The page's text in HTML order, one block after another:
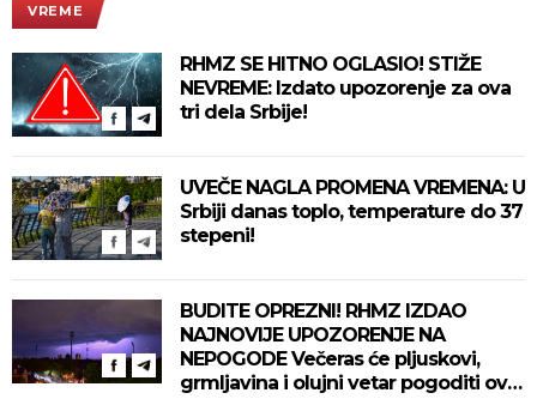
VREME
RHMZ SE HITNO OGLASIO! STIŽE
NEVREME: Izdato upozorenje za ova
tri dela Srbije!
UVEČE NAGLA PROMENA VREMENA: U
Srbiji danas toplo, temperature do 37
stepeni!
BUDITE OPREZNI! RHMZ IZDAO
NAJNOVIJE UPOZORENJE NA
NEPOGODE Večeras će pljuskovi,
grmljavina i olujni vetar pogoditi ove